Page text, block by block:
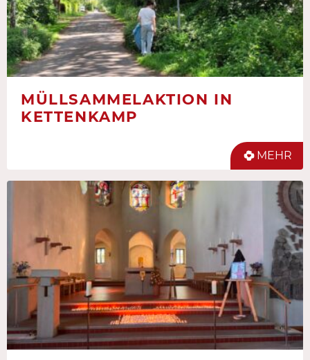
MÜLLSAMMELAKTION IN
KETTENKAMP
MEHR